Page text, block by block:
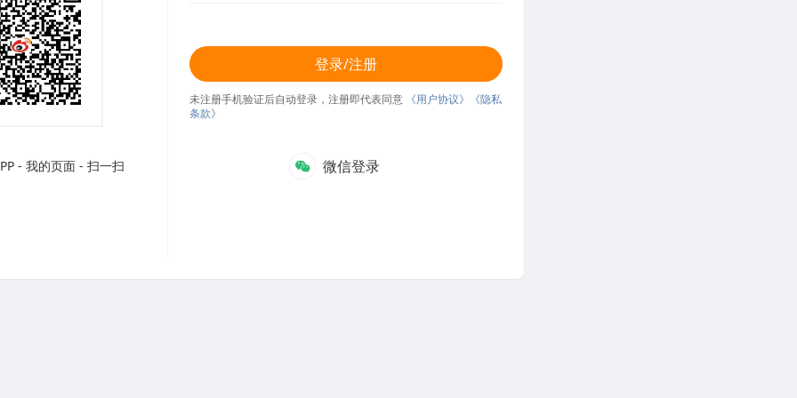
- 我的页面 - 扫一扫
登录/注册
未注册手机验证后自动登录，注册即代表同意 《用户协议》
《隐私
条款》
微信登录